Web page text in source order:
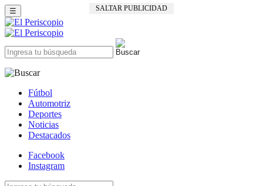
SALTAR PUBLICIDAD
☰
Fútbol
Automotriz
Deportes
Noticias
Destacados
Facebook
Instagram